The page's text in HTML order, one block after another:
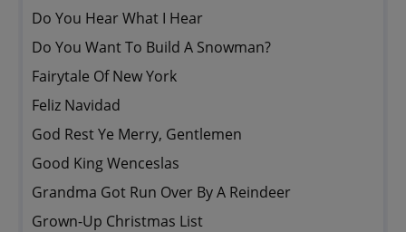
Do You Hear What I Hear
Do You Want To Build A Snowman?
Fairytale Of New York
Feliz Navidad
God Rest Ye Merry, Gentlemen
Good King Wenceslas
Grandma Got Run Over By A Reindeer
Grown-Up Christmas List